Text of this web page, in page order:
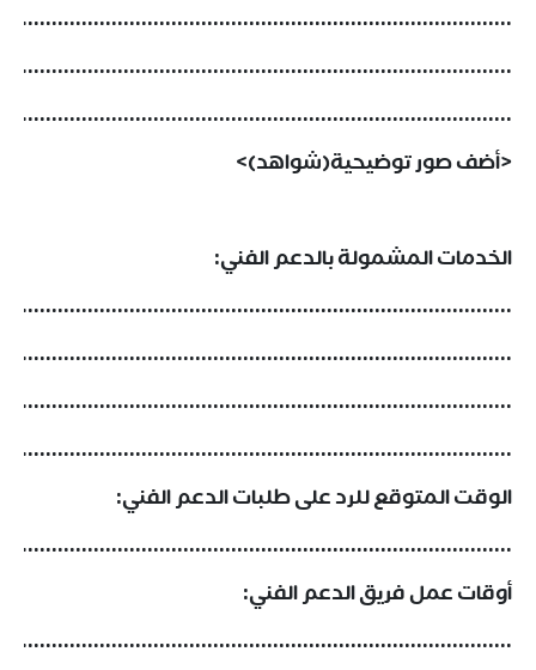
<أضف صور توضيحية(شواهد)>
الخدمات المشمولة بالدعم الفني:
الوقت المتوقع للرد على طلبات الدعم الفني:
أوقات عمل فريق الدعم الفني: